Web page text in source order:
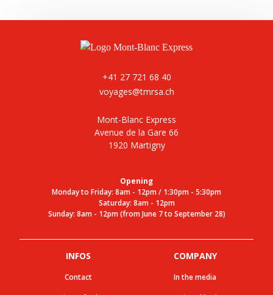
+41 27 721 68 40
voyages@tmrsa.ch
Mont-Blanc Express
Avenue de la Gare 66
1920 Martigny
Opening
Monday to Friday: 8am - 12pm / 1:30pm - 5:30pm
Saturday: 8am - 12pm
Sunday: 8am - 12pm (from June 7 to September 28)
INFOS
Contact
COMPANY
In the media